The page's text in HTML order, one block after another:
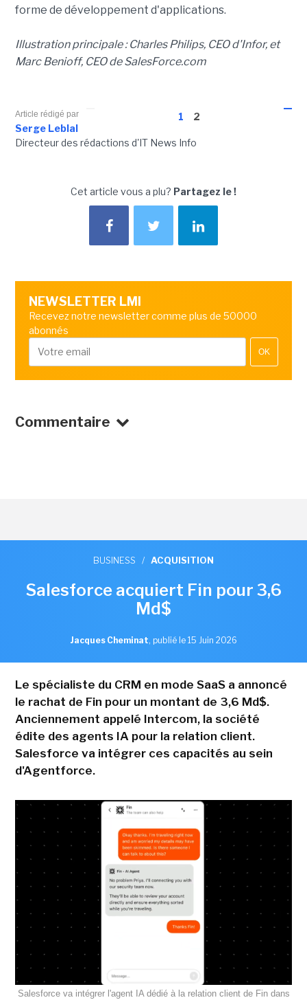
forme de développement d'applications.
Illustration principale : Charles Philips, CEO d'Infor, et
Marc Benioff, CEO de SalesForce.com
1 2
Article rédigé par
Serge Leblal
Directeur des rédactions d'IT News Info
Cet article vous a plu? Partagez le !
NEWSLETTER LMI
Recevez notre newsletter comme plus de 50000
abonnés
OK
Commentaire
BUSINESS / ACQUISITION
Salesforce acquiert Fin pour 3,6
Md$
Jacques Cheminat, publié le 15 Juin 2026
Le spécialiste du CRM en mode SaaS a annoncé
le rachat de Fin pour un montant de 3,6 Md$.
Anciennement appelé Intercom, la société
édite des agents IA pour la relation client.
Salesforce va intégrer ces capacités au sein
d'Agentforce.
Salesforce va intégrer l'agent IA dédié à la relation client de Fin dans